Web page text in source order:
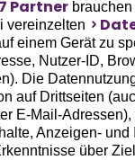
anmelden
7 Partnerbrauchen
vereinzelten
einem Gerät zu
Nutzer-ID,
Die
auf Drittseiten
E-Mail-
Anzeigen- und
über